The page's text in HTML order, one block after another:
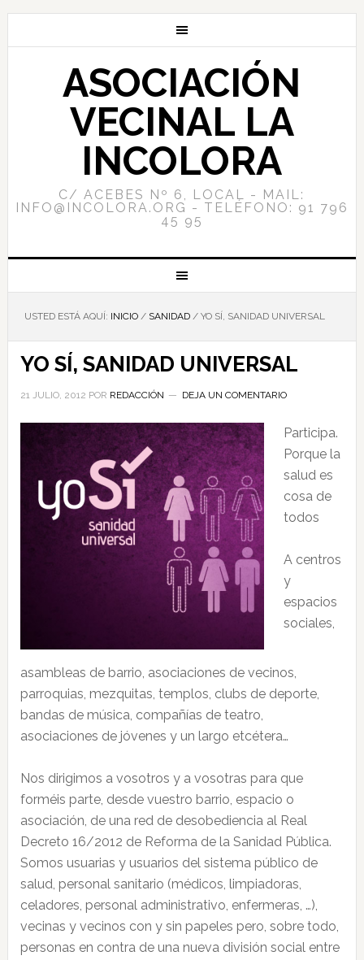
ASOCIACIÓN
VECINAL LA
INCOLORA
C/ ACEBES Nº 6, LOCAL - MAIL:
INFO@INCOLORA.ORG - TELÉFONO: 91 796
45 95
USTED ESTÁ AQUÍ: INICIO / SANIDAD /YO SÍ, SANIDAD UNIVERSAL
YO SÍ, SANIDAD UNIVERSAL
21 JULIO, 2012 POR REDACCIÓN DEJA UN COMENTARIO
Participa.
Porque la
salud es
cosa de
todos
A centros
y
espacios
sociales,
asambleas de barrio, asociaciones de vecinos,
parroquias, mezquitas, templos, clubs de deporte,
bandas de música, compañías de teatro,
asociaciones de jóvenes y un largo etcétera…
Nos dirigimos a vosotros y a vosotras para que
forméis parte, desde vuestro barrio, espacio o
asociación, de una red de desobediencia al Real
Decreto 16/2012 de Reforma de la Sanidad Pública.
Somos usuarias y usuarios del sistema público de
salud, personal sanitario (médicos, limpiadoras,
celadores, personal administrativo, enfermeras, …),
vecinas y vecinos con y sin papeles pero, sobre todo,
personas en contra de una nueva división social entre